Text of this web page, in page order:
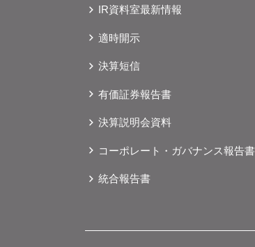
IR資料室最新情報
適時開示
決算短信
有価証券報告書
決算説明会資料
コーポレート・ガバナンス報告書
統合報告書